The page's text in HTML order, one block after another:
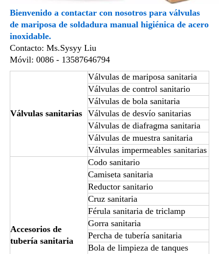
Bienvenido a contactar con nosotros para válvulas
de mariposa de soldadura manual higiénica de acero
inoxidable.
Contacto: Ms.Sysyy Liu
Móvil: 0086 - 13587646794
Válvulas sanitarias
Válvulas de mariposa sanitaria
Válvulas de control sanitario
Válvulas de bola sanitaria
Válvulas de desvío sanitarias
Válvulas de diafragma sanitaria
Válvulas de muestra sanitaria
Válvulas impermeables sanitarias
Accesorios de
tubería sanitaria
Codo sanitario
Camiseta sanitaria
Reductor sanitario
Cruz sanitaria
Férula sanitaria de triclamp
Gorra sanitaria
Percha de tubería sanitaria
Bola de limpieza de tanques